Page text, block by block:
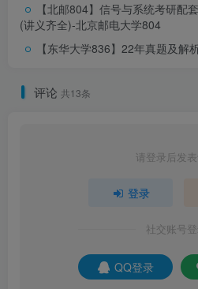
【北邮804】信号与系统考研配
(讲义齐全)-北京邮电大学804
【东华大学836】22年真题及解
评论 共13条
请登录后发
登录
社交账号
QQ登录